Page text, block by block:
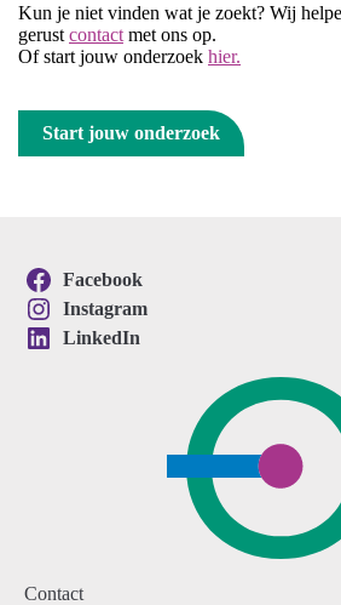
Kun je niet vinden wat je zoekt? Wij
gerust contact met ons op.
Of start jouw onderzoek hier.
Start jouw onderzoek
Contact
Facebook
Instagram
LinkedIn